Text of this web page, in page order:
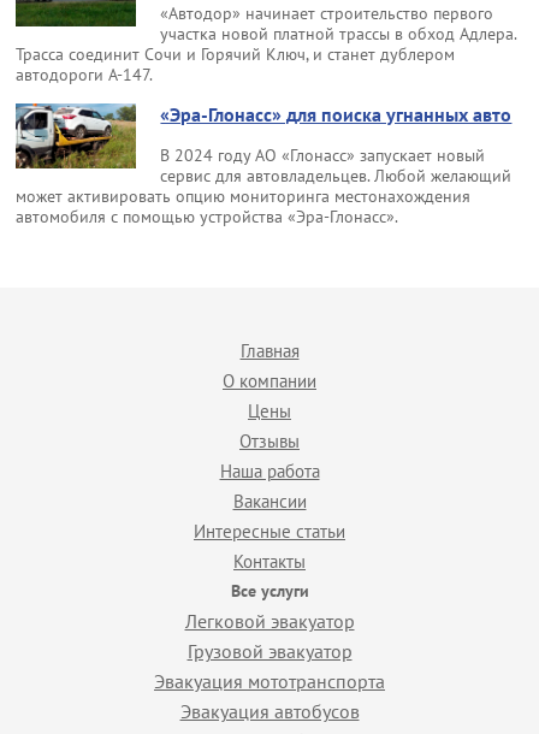
«Автодор» начинает строительство первого
участка новой платной трассы в обход Адлера.
Трасса соединит Сочи и Горячий Ключ, и станет дублером
автодороги А-147.
«Эра-Глонасс» для поиска угнанных авто
В 2024 году АО «Глонасс» запускает новый
сервис для автовладельцев. Любой желающий
может активировать опцию мониторинга местонахождения
автомобиля с помощью устройства «Эра-Глонасс».
Главная
О компании
Цены
Отзывы
Наша работа
Вакансии
Интересные статьи
Контакты
Все услуги
Легковой эвакуатор
Грузовой эвакуатор
Эвакуация мототранспорта
Эвакуация автобусов